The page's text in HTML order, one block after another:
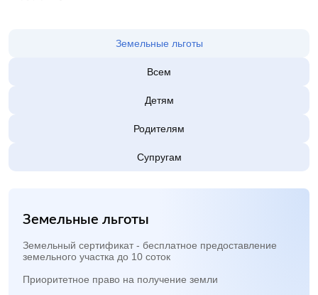
Земельные льготы
Всем
Детям
Родителям
Супругам
Земельные льготы
Земельный сертификат - бесплатное предоставление
земельного участка до 10 соток
Приоритетное право на получение земли